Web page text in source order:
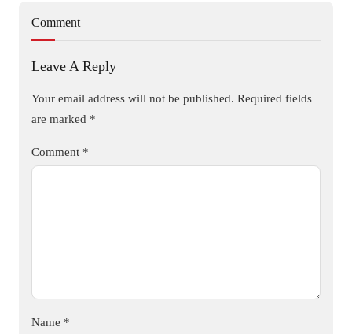
Comment
Leave A Reply
Your email address will not be published. Required fields
are marked *
Comment *
Name *